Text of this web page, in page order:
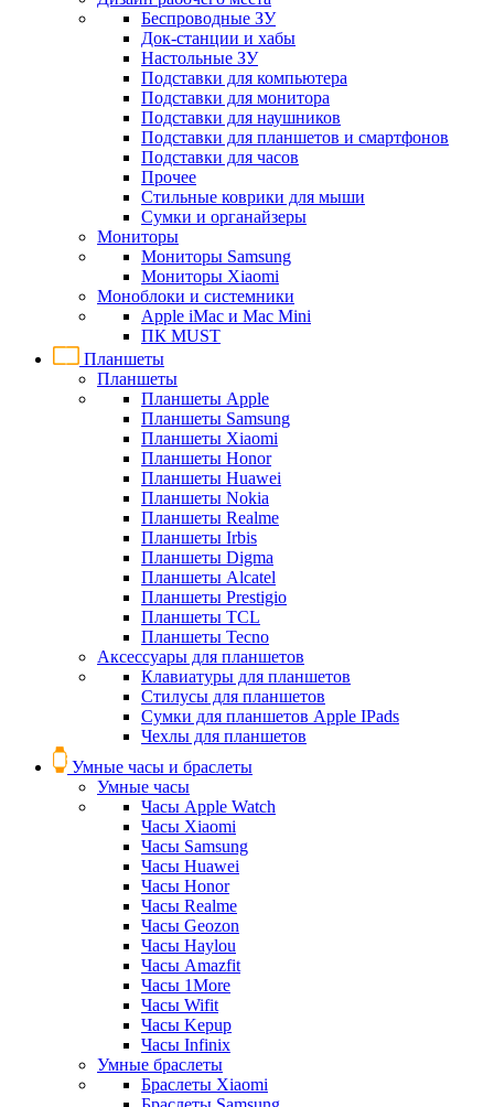
Беспроводные ЗУ
Док-станции и хабы
Настольные ЗУ
Подставки для компьютера
Подставки для монитора
Подставки для наушников
Подставки для планшетов и смартфонов
Подставки для часов
Прочее
Стильные коврики для мыши
Сумки и органайзеры
Мониторы
Мониторы Samsung
Мониторы Xiaomi
Моноблоки и системники
Apple iMac и Mac Mini
ПК MUST
Планшеты
Планшеты
Планшеты Apple
Планшеты Samsung
Планшеты Xiaomi
Планшеты Honor
Планшеты Huawei
Планшеты Nokia
Планшеты Realme
Планшеты Irbis
Планшеты Digma
Планшеты Alcatel
Планшеты Prestigio
Планшеты TCL
Планшеты Tecno
Аксессуары для планшетов
Клавиатуры для планшетов
Стилусы для планшетов
Сумки для планшетов Apple IPads
Чехлы для планшетов
Умные часы и браслеты
Умные часы
Часы Apple Watch
Часы Xiaomi
Часы Samsung
Часы Huawei
Часы Honor
Часы Realme
Часы Geozon
Часы Haylou
Часы Amazfit
Часы 1More
Часы Wifit
Часы Kepup
Часы Infinix
Умные браслеты
Браслеты Xiaomi